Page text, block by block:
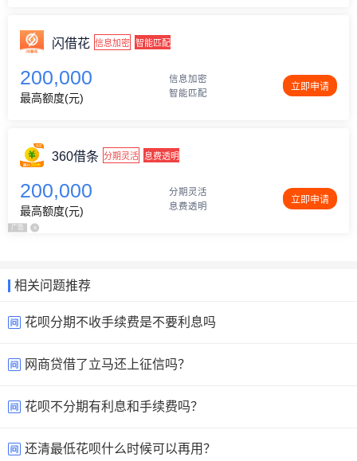
广告 x
闪借花 信息加密 智能匹配
200,000
最高额度(元)
信息加密
智能匹配
立即申请
360借条 分期灵活 息费透明
200,000
最高额度(元)
分期灵活
息费透明
立即申请
相关问题推荐
花呗分期不收手续费是不要利息吗
网商贷借了立马还上征信吗？
花呗不分期有利息和手续费吗？
还清最低花呗什么时候可以再用？